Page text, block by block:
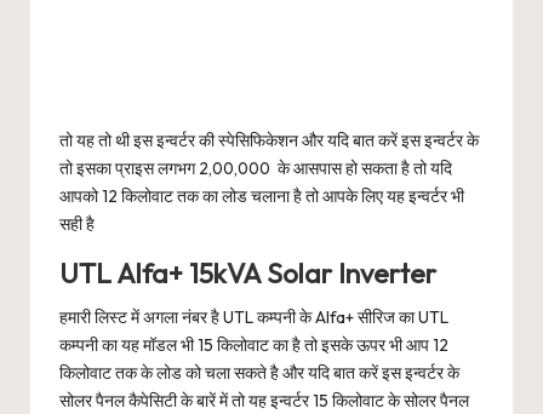
तो यह तो थी इस इन्वर्टर की स्पेसिफिकेशन और यदि बात करें इस इन्वर्टर के
तो इसका प्राइस लगभग 2,00,000 के आसपास हो सकता है तो यदि
आपको 12 किलोवाट तक का लोड चलाना है तो आपके लिए यह इन्वर्टर भी
सही है
UTL Alfa+ 15kVA Solar Inverter
हमारी लिस्ट में अगला नंबर है UTL कम्पनी के Alfa+ सीरिज का UTL
कम्पनी का यह मॉडल भी 15 किलोवाट का है तो इसके ऊपर भी आप 12
किलोवाट तक के लोड को चला सकते है और यदि बात करें इस इन्वर्टर के
सोलर पैनल कैपेसिटी के बारें में तो यह इन्वर्टर 15 किलोवाट के सोलर पैनल